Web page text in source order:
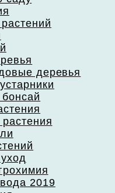
деревья
2019